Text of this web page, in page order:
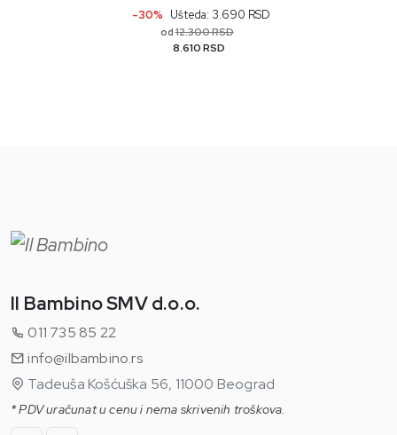
-30% Ušteda: 3.690 RSD
od12.300 RSD
8.610 RSD
Il Bambino SMV d.o.o.
011 735 85 22
info@ilbambino.rs
Tadeuša Košćuška 56, 11000 Beograd
* PDV uračunat u cenu i nema skrivenih troškova.